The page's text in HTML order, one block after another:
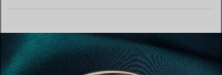
EINEN STORE IN IHRER NÄHE FINDEN